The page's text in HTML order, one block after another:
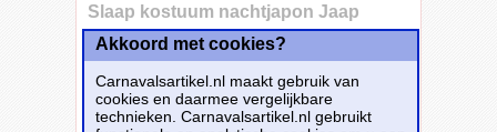
Slaap kostuum nachtjapon Jaap
Koop nu
bij e-Carnavalskleding.nl voor slechts€ 39.95!
Dit carnavalsartikelSlaap kostuum
nachtjapon Jaapis te bestellen bijE-
Akkoord met cookies?
Carnavalsartikel.nl maakt gebruik van
cookies en daarmee vergelijkbare
technieken. Carnavalsartikel.nl gebruikt